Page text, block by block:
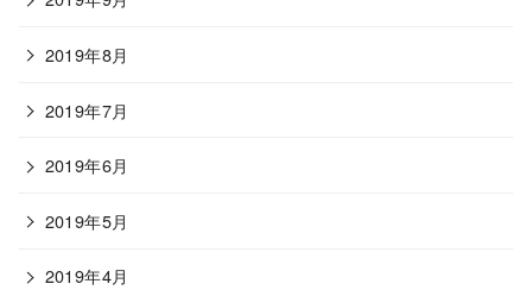
2019年8月
2019年7月
2019年6月
2019年5月
2019年4月